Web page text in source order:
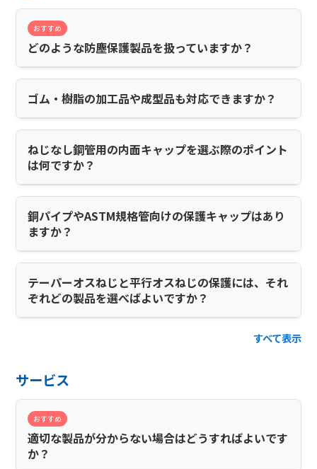
おすすめ
どのような防塵保護製品を扱っていますか？
ゴム・樹脂の加工品や成型品も対応できますか？
ねじなし鋼管用の内面キャップを選ぶ際のポイント
は何ですか？
銅パイプやASTM規格管向けの保護キャップはあり
ますか？
テーパーオスねじと平行オスねじの保護には、それ
ぞれどの製品を選べばよいですか？
すべて表示
サービス
おすすめ
適切な製品が分からない場合はどうすればよいです
か？